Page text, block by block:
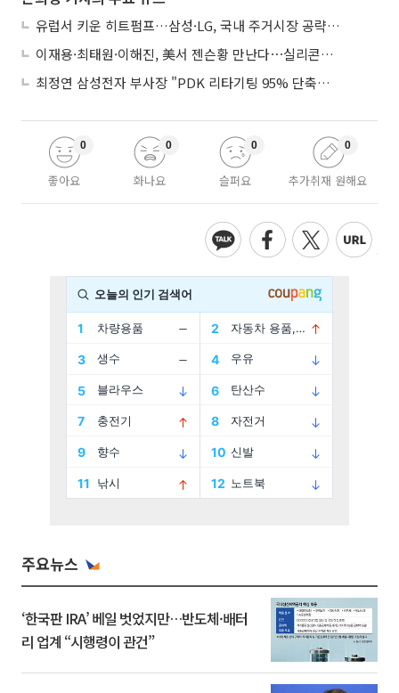
유럽서 키운 히트펌프…삼성·LG, 국내 주거시장 공략 ‘속도’
이재용·최태원·이해진, 美서 젠슨황 만난다⋯실리콘밸리 집결하는 AI리더
최정연 삼성전자 부사장 "PDK 리타기팅 95% 단축…에이전트 AI 시범 활용"
좋아요
0
화나요
0
슬퍼요
0
추가취재 원해요
0
주요뉴스
‘한국판 IRA’ 베일 벗었지만…반도체·배터
리 업계 “시행령이 관건”